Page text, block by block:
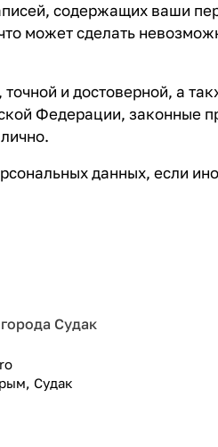
содержащих ваши
может сделать
и достоверной, а
Федерации, законные
данных, если
Судак
Судак